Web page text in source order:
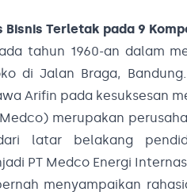
Terletak pada 9
tahun 1960-an dalam
di Jalan Braga,
Arifin pada kesuksesan
merupakan
latar belakang
PT Medco Energi
menyampaikan